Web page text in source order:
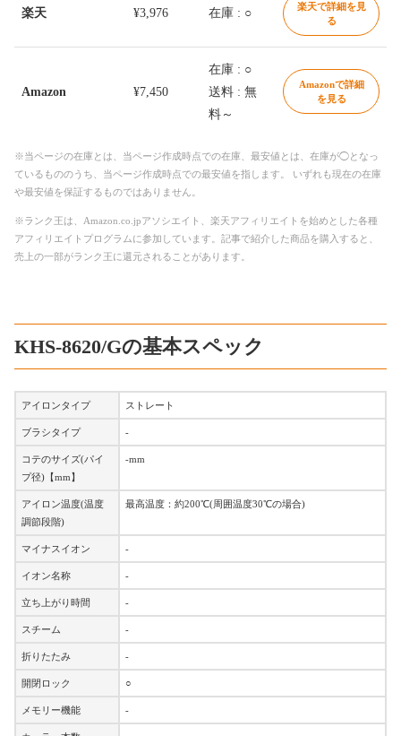
楽天 ¥3,976 在庫 : ○
楽天で詳細を見
る
Amazon ¥7,450
在庫 : ○
送料 : 無
料～
Amazonで詳細
を見る
※当ページの在庫とは、当ページ作成時点での在庫、最安値とは、在庫が◯となっ
ているもののうち、当ページ作成時点での最安値を指します。 いずれも現在の在庫
や最安値を保証するものではありません。
※ランク王は、Amazon.co.jpアソシエイト、楽天アフィリエイトを始めとした各種
アフィリエイトプログラムに参加しています。記事で紹介した商品を購入すると、
売上の一部がランク王に還元されることがあります。
KHS-8620/Gの基本スペック
アイロンタイプ ストレート
ブラシタイプ -
コテのサイズ(パイ
プ径)【mm】
-mm
アイロン温度(温度
調節段階)
最高温度：約200℃(周囲温度30℃の場合)
マイナスイオン -
イオン名称 -
立ち上がり時間 -
スチーム -
折りたたみ -
開閉ロック ○
メモリー機能 -